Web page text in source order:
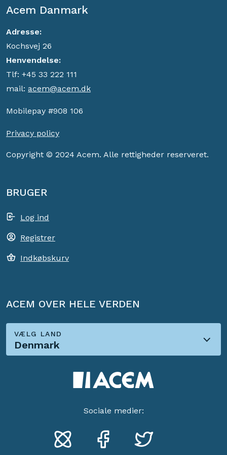
Sociale medier:
Acem Danmark
Adresse:
Kochsvej 26
Henvendelse:
Tlf: +45 33 222 111
mail: acem@acem.dk
Mobilepay #908 106
Privacy policy
Copyright © 2024 Acem. Alle rettigheder reserveret.
BRUGER
Log ind
Registrer
Indkøbskurv
ACEM OVER HELE VERDEN
VÆLG LAND
Denmark